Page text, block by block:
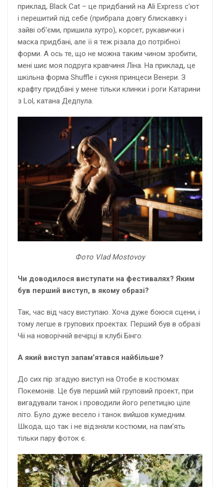
приклад, Black Cat – це придбаний на Ali Express с’ют
і перешитий під себе (прибрала довгу блискавку і
зайві об’єми, пришила хутро), корсет, рукавички і
маска придбані, але її я теж різала до потрібної
форми. А ось те, що не можна таким чином зробити,
мені шиє моя подруга кравчиня Ліна. На приклад, це
шкільна форма Shuffle і сукня принцеси Венери. З
крафту придбані у мене тільки клинки і роги Катарини
з Lol, катана Дедпула.
Фото Vlad Mostovoy
Чи доводилося виступати на фестивалях? Яким
був перший виступ, в якому образі?
Так, час від часу виступаю. Хоча дуже боюся сцени, і
тому легше в групових проектах. Перший був в образі
Чіі на новорічній вечірці в клубі Бінго.
А який виступ запам’ятався найбільше?
До сих пір згадую виступ на Отобе в костюмах
Покемонів. Це був перший мій груповий проект, при
вигадували танок і проводили його репетицію ціле
літо. Було дуже весело і танок вийшов кумедним.
Шкода, що так і не відзняли костюми, на пам’ять
тільки пару фоток є.